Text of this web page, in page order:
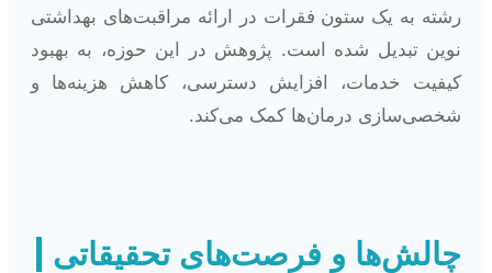
رشته به یک ستون فقرات در ارائه مراقبت‌های بهداشتی
نوین تبدیل شده است. پژوهش در این حوزه، به بهبود
کیفیت خدمات، افزایش دسترسی، کاهش هزینه‌ها و
شخصی‌سازی درمان‌ها کمک می‌کند.
چالش‌ها و فرصت‌های تحقیقاتی